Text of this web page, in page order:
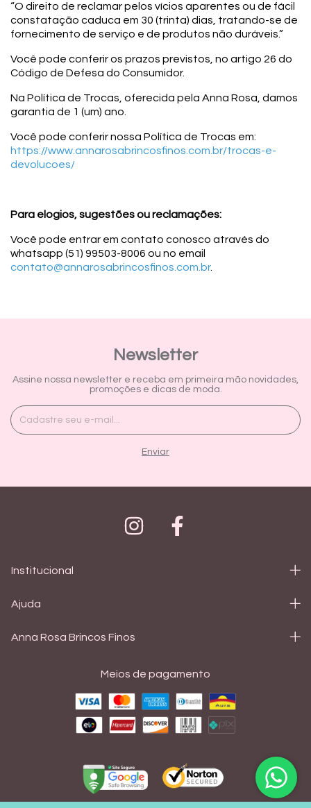
“O direito de reclamar pelos vícios aparentes ou de fácil
constatação caduca em 30 (trinta) dias, tratando-se de
fornecimento de serviço e de produtos não duráveis.”
Você pode conferir os prazos previstos, no artigo 26 do
Código de Defesa do Consumidor.
Na Política de Trocas, oferecida pela Anna Rosa, damos
garantia de 1 (um) ano.
Você pode conferir nossa Política de Trocas em:
https://www.annarosabrincosfinos.com.br/trocas-e-
devolucoes/
Para elogios, sugestões ou reclamações:
Você pode entrar em contato conosco através do
whatsapp (51) 99503-8006 ou no email
contato@annarosabrincosfinos.com.br.
Newsletter
Assine nossa newsletter e receba em primeira mão novidades,
promoções e dicas de moda.
Institucional
Ajuda
Anna Rosa Brincos Finos
Meios de pagamento